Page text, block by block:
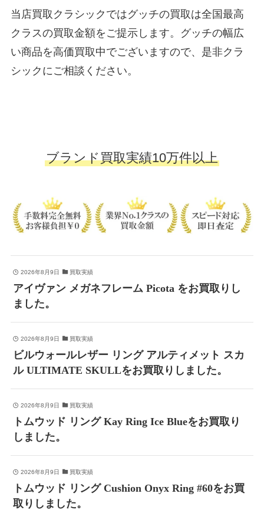
当店買取クラシックではグッチの買取は全国最高
クラスの買取金額をご提示します。グッチの幅広
い商品を高価買取中でございますので、是非クラ
シックにご相談ください。
ブランド買取実績10万件以上
2026年8月9日 買取実績
アイヴァン メガネフレーム Picota をお買取りし
ました。
2026年8月9日 買取実績
ビルウォールレザー リング アルティメット スカ
ル ULTIMATE SKULLをお買取りしました。
2026年8月9日 買取実績
トムウッド リング Kay Ring Ice Blueをお買取り
しました。
2026年8月9日 買取実績
トムウッド リング Cushion Onyx Ring #60をお買
取りしました。